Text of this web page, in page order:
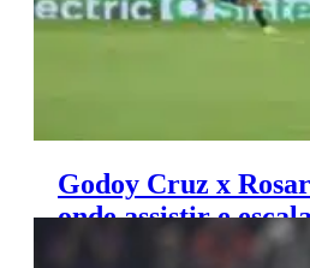
Godoy Cruz x
onde assistir e
Campeonato